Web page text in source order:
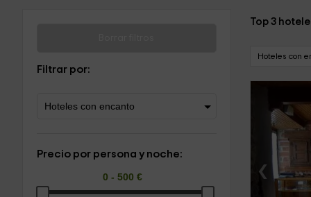
Filtrar por:
Precio por persona y noche:
Top 3
Hoteles con
‹